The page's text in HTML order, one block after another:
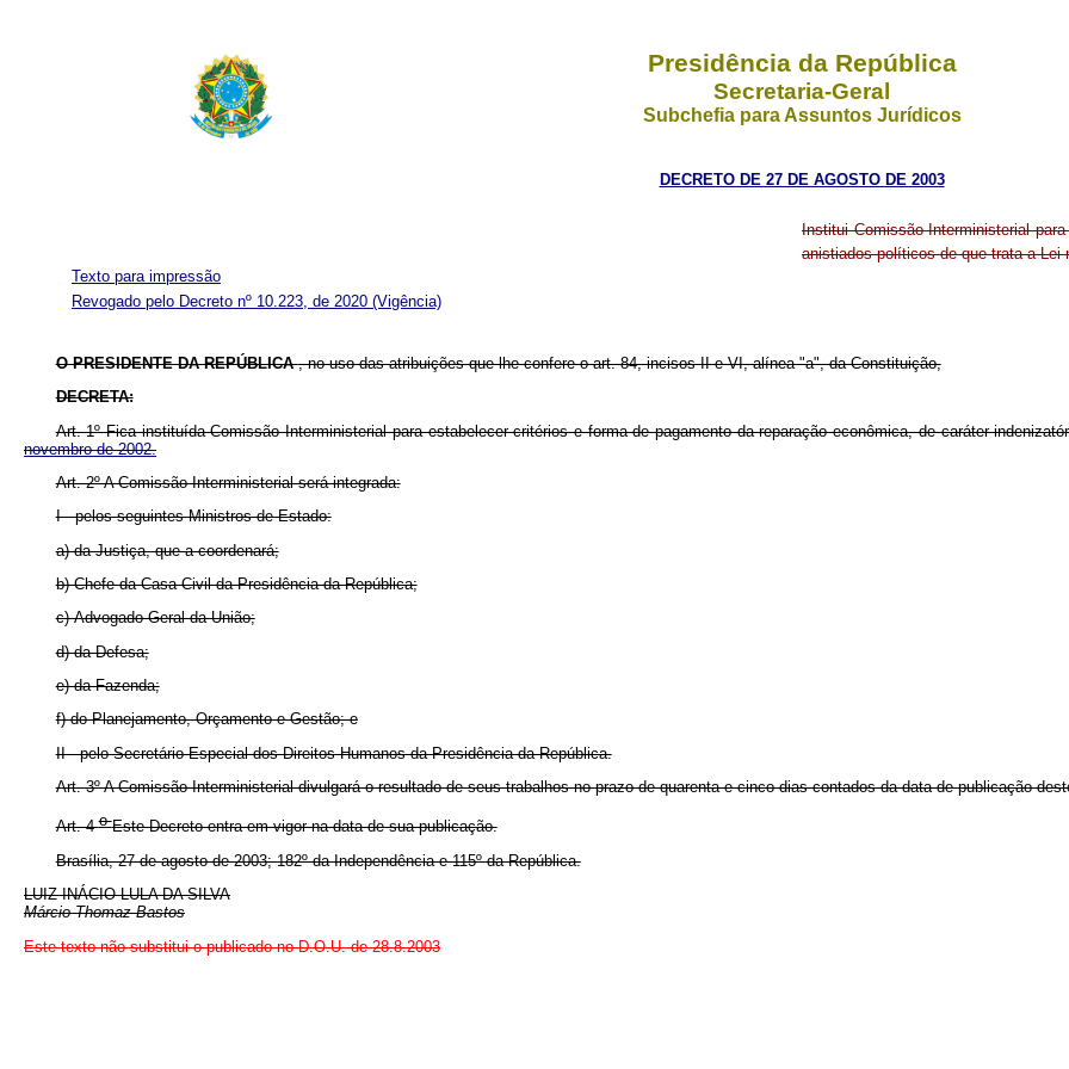
Presidência da República
Secretaria-Geral
Subchefia para Assuntos Jurídicos
DECRETO DE 27 DE AGOSTO DE 2003
Institui Comissão Interministerial
anistiados políticos de que trata a Lei
Texto para impressão
Revogado pelo Decreto nº 10.223, de 2020 (Vigência)
O PRESIDENTE DA REPÚBLICA, no uso das atribuições que lhe confere o art. 84, incisos II e VI, alínea "a", da Constituição,
DECRETA:
Art. 1º Fica instituída Comissão Interministerial para estabelecer critérios e forma de pagamento da reparação econômica, de caráter
novembro de 2002.
Art. 2º A Comissão Interministerial será integrada:
I - pelos seguintes Ministros de Estado:
a) da Justiça, que a coordenará;
b) Chefe da Casa Civil da Presidência da República;
c) Advogado-Geral da União;
d) da Defesa;
e) da Fazenda;
f) do Planejamento, Orçamento e Gestão; e
II - pelo Secretário Especial dos Direitos Humanos da Presidência da República.
Art. 3º A Comissão Interministerial divulgará o resultado de seus trabalhos no prazo de quarenta e cinco dias contados da data de publicação
Art. 4oEste Decreto entra em vigor na data de sua publicação.
Brasília, 27 de agosto de 2003; 182º da Independência e 115º da República.
LUIZ INÁCIO LULA DA SILVA
Márcio Thomaz Bastos
Este texto não substitui o publicado no D.O.U. de 28.8.2003